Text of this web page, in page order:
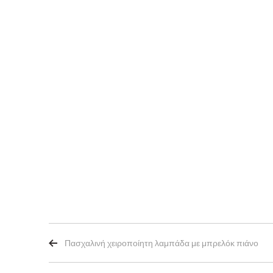
Πασχαλινή χειροποίητη λαμπάδα με μπρελόκ πιάνο